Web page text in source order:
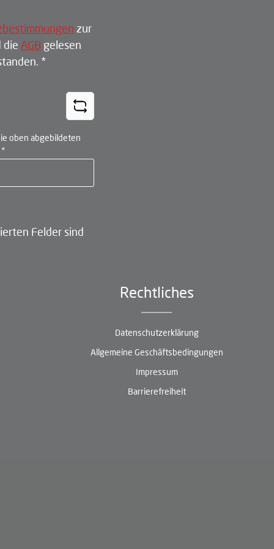
zur
die AGB gelesen
*
oben abgebildeten
*
Felder sind
Rechtliches
Datenschutzerklärung
Allgemeine Geschäftsbedingungen
Impressum
Barrierefreiheit